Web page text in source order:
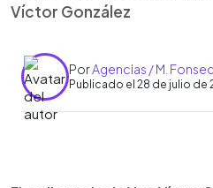
Víctor González
PorAgencias / M.
Publicado el 28 de julio de
►